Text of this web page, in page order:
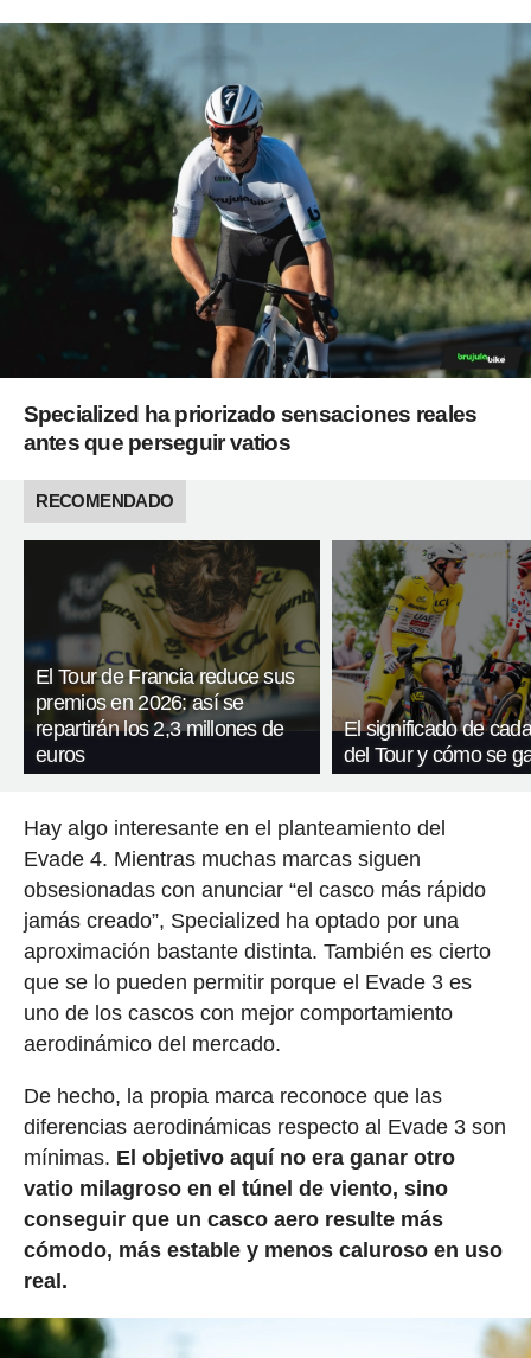
Specialized ha priorizado sensaciones reales
antes que perseguir vatios
RECOMENDADO
El Tour de Francia reduce sus
premios en 2026: así se
repartirán los 2,3 millones de
euros
El significado de
del Tour y cómo se
Hay algo interesante en el planteamiento del
Evade 4. Mientras muchas marcas siguen
obsesionadas con anunciar “el casco más rápido
jamás creado”, Specialized ha optado por una
aproximación bastante distinta. También es cierto
que se lo pueden permitir porque el Evade 3 es
uno de los cascos con mejor comportamiento
aerodinámico del mercado.
De hecho, la propia marca reconoce que las
diferencias aerodinámicas respecto al Evade 3 son
mínimas. El objetivo aquí no era ganar otro
vatio milagroso en el túnel de viento, sino
conseguir que un casco aero resulte más
cómodo, más estable y menos caluroso en uso
real.